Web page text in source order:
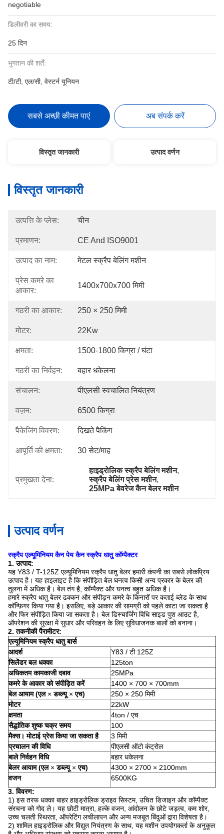
negotiable
डिलीवरी का समय:
25 दिन
भुगतान की शर्तें:
टी/टी, एल/सी, वेस्टर्न यूनियन
सबसे अच्छी कीमत पाएं अब संपर्क करें
विस्तृत जानकारी उत्पाद वर्णन
विस्तृत जानकारी
उत्पत्ति के प्लेस: चीन
प्रमाणन: CE And ISO9001
उत्पाद का नाम: मेटल स्क्रैप बेलिंग मशीन
प्रेस कमरे का
आकार:
1400x700x700 मिमी
गठरी का आकार: 250 × 250 मिमी
मोटर: 22Kw
क्षमता: 1500-1800 किग्रा / घंटा
गठरी का निर्वहन: बहार धकेलना
संचालन: पीएलसी स्वचालित नियंत्रण
वज़न: 6500 किग्रा
पैकेजिंग विवरण: दिखते पैकिंग
आपूर्ति की क्षमता: 30 सेट/माह
प्रमुखता देना:
हाइड्रोलिक स्क्रैप बेलिंग मशीन,
स्क्रैप बेलिंग प्रेस मशीन,
25MPa बेवरेज कैन बेलर मशीन
उत्पाद वर्णन
स्क्रैप एल्यूमिनियम कैन पेय कैन स्क्रैप धातु कॉम्पैक्टर
1. उत्पाद:
यह Y83 / T-125Z एल्यूमिनियम स्क्रैप धातु बेलर हमारी कंपनी का सबसे लोकप्रिय
उत्पाद है। यह हाइलाइट है कि संपीड़ित बेल घनत्व किसी अन्य प्रकार के बेलर की
तुलना में अधिक है। बेल तंग है, कॉम्पैक्ट और घनत्व बहुत अधिक है।
हमारे स्क्रैप धातु बेलर ढक्कन और संपीड़न कमरे के किनारों पर कताई ब्लेड के साथ
कॉन्फ़िगर किया गया है। इसलिए, बड़े आकार की सामग्री को पहले काटा जा सकता है
और फिर संपीड़ित किया जा सकता है। बेल डिस्चार्जिंग विधि साइड पुश आउट है,
ऑपरेशन की सुरक्षा में सुधार और परिवहन के लिए सुविधाजनक बालों को बनाना।
2. तकनीकी पैरामीटर:
एल्यूमिनियम स्क्रैप धातु बार्स
आदर्श
Y83 / टी 125Z
सिलेंडर बल धक्का
125ton
अधिकतम कामकाजी दबाव
25MPa
कमरे के आकार को संपीड़ित करें
1400 × 700 × 700mm
बेल आयाम (एल×डब्ल्यू×एच)
250 × 250 मिमी
मोटर
22kW
क्षमता
4ton / एच
सैद्धांतिक शुष्क चक्र समय
100
मैक्स। मोटाई प्रेस किया जा सकता है
3 मिमी
प्रचालन की विधि
पीएलसी ऑटो कंट्रोल
बाले निर्वहन विधि
बहार धकेलना
बेलर आयाम (एल×डब्ल्यू×एच)
4300 × 2700 × 2100mm
वजन
6500KG
3. विवरण:
1) इस तरफ धक्का बाहर हाइड्रोलिक ड्राइव सिस्टम, उचित डिजाइन और कॉम्पैक्ट
संरचना को गोद ले। यह छोटी मात्रा, हल्के वजन, आंदोलन के छोटे जड़त्व, कम शोर,
उच्च चलती स्थिरता, ऑपरेटिंग लचीलापन और अन्य मजबूत बिंदुओं द्वारा विशेषता है।
2) शामिल हाइड्रोलिक और विद्युत नियंत्रण के साथ, यह मशीन उपयोगकर्ता के अनुकूल